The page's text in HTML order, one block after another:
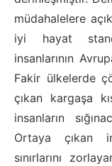
müdahalelere
iyi hayat
insanlarının
Fakir ülkelerde
çıkan kargaşa
insanların
Ortaya çıkan
sınırlarını